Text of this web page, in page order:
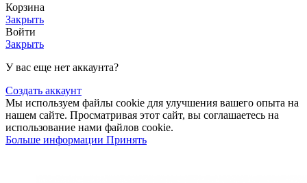
Корзина
Закрыть
Войти
Закрыть
У вас еще нет аккаунта?
Создать аккаунт
Мы используем файлы cookie для улучшения вашего опыта на
нашем сайте. Просматривая этот сайт, вы соглашаетесь на
использование нами файлов cookie.
Больше информации Принять